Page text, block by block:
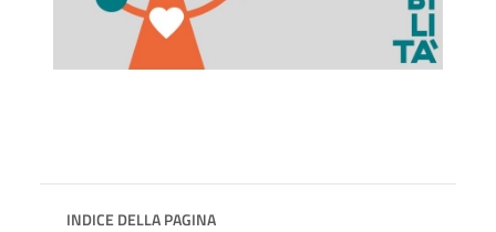
INDICE DELLA PAGINA